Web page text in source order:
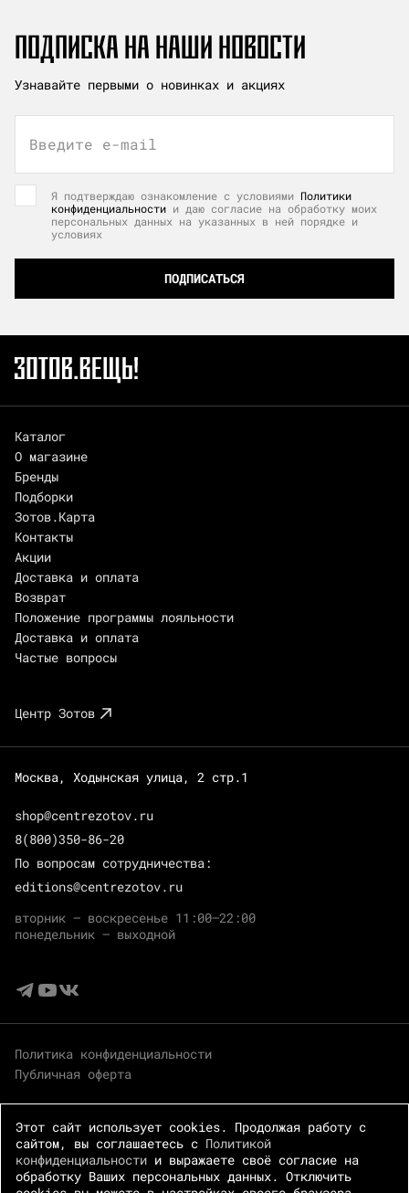
ПОДПИСКА НА НАШИ НОВОСТИ
Узнавайте первыми о новинках и акциях
Введите e-mail
Я подтверждаю ознакомление с условиями Политики
конфиденциальности и даю согласие на обработку моих
персональных данных на указанных в ней порядке и
условиях
ПОДПИСАТЬСЯ
Каталог
О магазине
Бренды
Подборки
Зотов.Карта
Контакты
Акции
Доставка и оплата
Возврат
Положение программы лояльности
Доставка и оплата
Частые вопросы
Центр Зотов
Москва, Ходынская улица, 2 стр.1
shop@centrezotov.ru
8(800)350-86-20
По вопросам сотрудничества:
editions@centrezotov.ru
вторник — воскресенье 11:00–22:00
понедельник — выходной
Политика конфиденциальности
Публичная оферта
Этот сайт использует cookies. Продолжая работу с
сайтом, вы соглашаетесь с Политикой
конфиденциальности и выражаете своё согласие на
обработку Ваших персональных данных. Отключить